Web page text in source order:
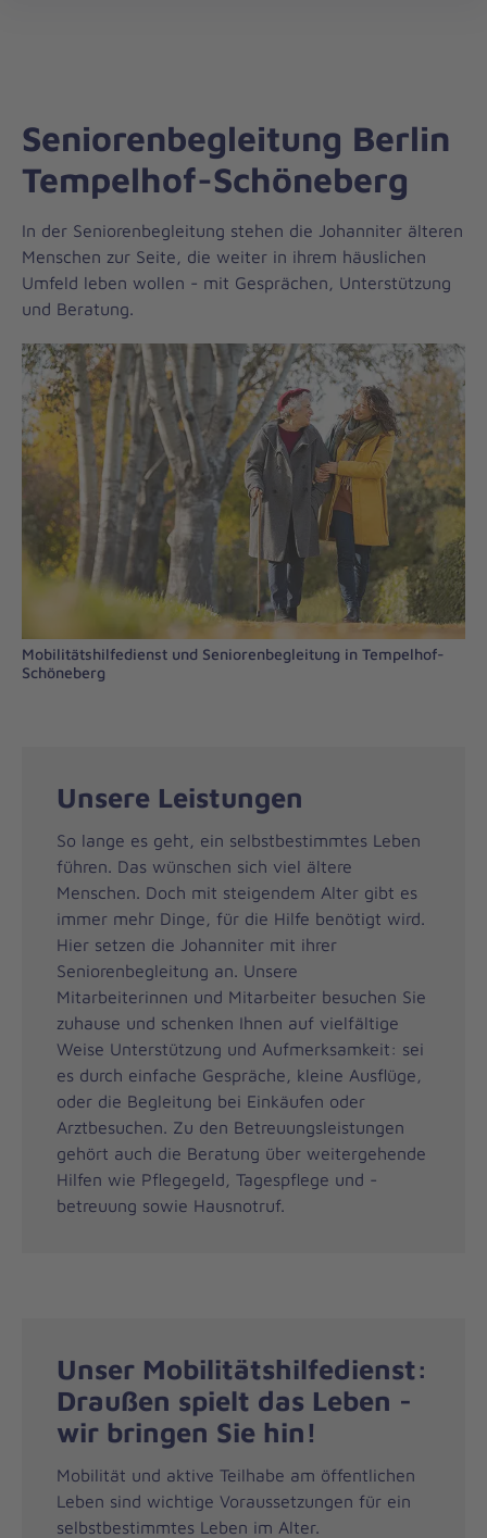
zum
Seniorenbegleitung Berlin
Tempelhof-Schöneberg
In der Seniorenbegleitung stehen die Johanniter älteren
Menschen zur Seite, die weiter in ihrem häuslichen
Umfeld leben wollen - mit Gesprächen, Unterstützung
und Beratung.
Mobilitätshilfedienst und Seniorenbegleitung in Tempelhof-
Schöneberg
Unsere Leistungen
So lange es geht, ein selbstbestimmtes Leben
führen. Das wünschen sich viel ältere
Menschen. Doch mit steigendem Alter gibt es
immer mehr Dinge, für die Hilfe benötigt wird.
Hier setzen die Johanniter mit ihrer
Seniorenbegleitung an. Unsere
Mitarbeiterinnen und Mitarbeiter besuchen Sie
zuhause und schenken Ihnen auf vielfältige
Weise Unterstützung und Aufmerksamkeit: sei
es durch einfache Gespräche, kleine Ausflüge,
oder die Begleitung bei Einkäufen oder
Arztbesuchen. Zu den Betreuungsleistungen
gehört auch die Beratung über weitergehende
Hilfen wie Pflegegeld, Tagespflege und -
betreuung sowie Hausnotruf.
Unser Mobilitätshilfedienst:
Draußen spielt das Leben -
wir bringen Sie hin!
Mobilität und aktive Teilhabe am öffentlichen
Leben sind wichtige Voraussetzungen für ein
selbstbestimmtes Leben im Alter.